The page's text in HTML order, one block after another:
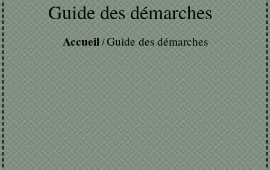
Guide des démarches
Accueil/Guide des démarches